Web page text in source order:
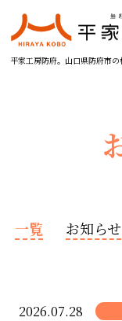
平家工房防府。山口県防府市
一覧 お知らせ
2026.07.28